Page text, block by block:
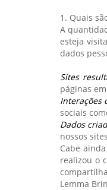
1. Quais
A
esteja
dados
Sites
páginas
Interações
sociais
Dados
nossos
Cabe
realizou o
Lemma